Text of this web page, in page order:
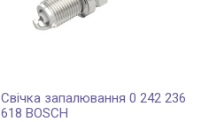
Свічка запалювання 0 242 236
618 BOSCH